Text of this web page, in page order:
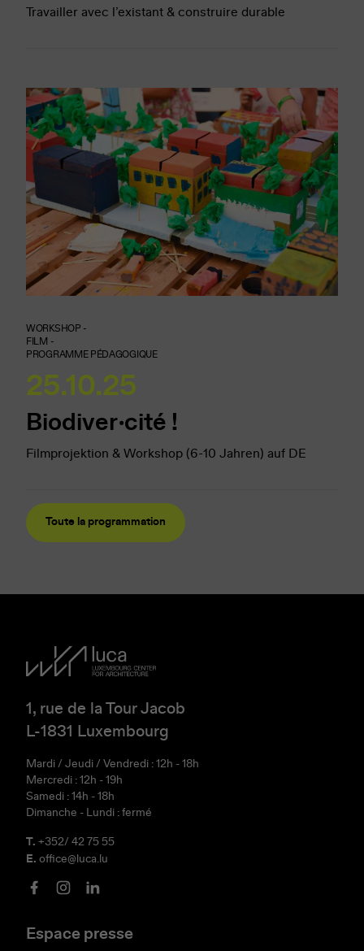
Travailler avec l’existant & construire durable
WORKSHOP -
FILM -
PROGRAMME PÉDAGOGIQUE
25.10.25
Biodiver‧cité !
Filmprojektion & Workshop (6-10 Jahren) auf DE
Toute la programmation
1, rue de la Tour Jacob
L-1831 Luxembourg
Mardi / Jeudi / Vendredi : 12h - 18h
Mercredi : 12h - 19h
Samedi : 14h - 18h
Dimanche - Lundi : fermé
T. +352/ 42 75 55
E. office@luca.lu
Espace presse